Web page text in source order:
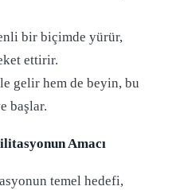
bir biçimde yürür,
ettirir.
gelir hem de beyin, bu
başlar.
Amacı
temel hedefi,